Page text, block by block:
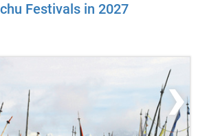
Festivals in 2027
›